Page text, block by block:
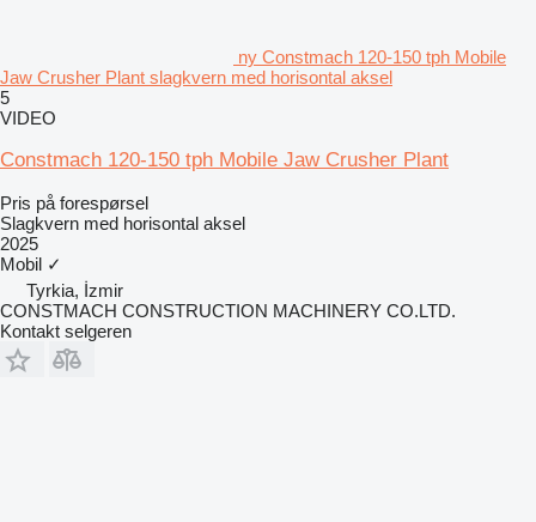
ny Constmach 120-150 tph Mobile
Jaw Crusher Plant slagkvern med horisontal aksel
5
VIDEO
Constmach 120-150 tph Mobile Jaw Crusher Plant
Pris på forespørsel
Slagkvern med horisontal aksel
2025
Mobil ✓
Tyrkia, İzmir
CONSTMACH CONSTRUCTION MACHINERY CO.LTD.
Kontakt selgeren